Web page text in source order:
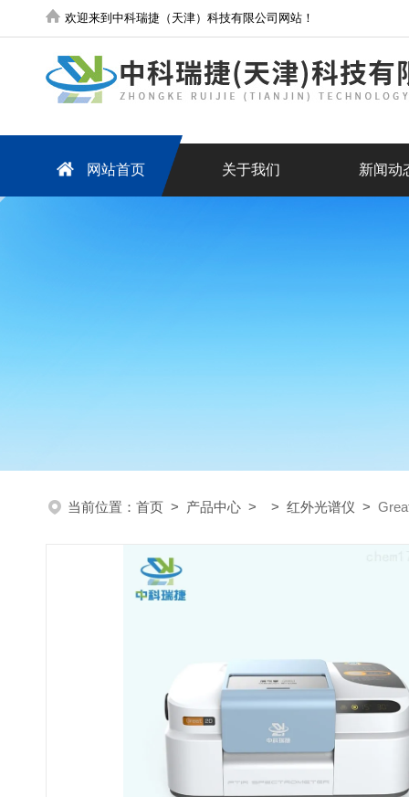
欢迎来到中科瑞捷（天津）科技有限公司网站！
网站首页 关于我们 新闻动
当前位置： 首页 > 产品中心 > > 红外光谱仪 >